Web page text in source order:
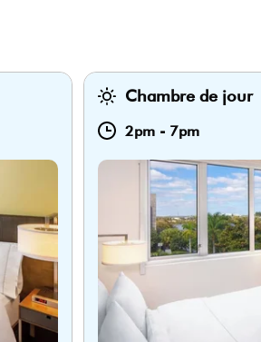
Chambre de jour
2pm - 7pm